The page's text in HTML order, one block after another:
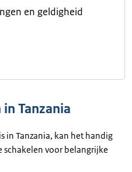
en geldigheid
Tanzania
in Tanzania, kan het handig
voor belangrijke